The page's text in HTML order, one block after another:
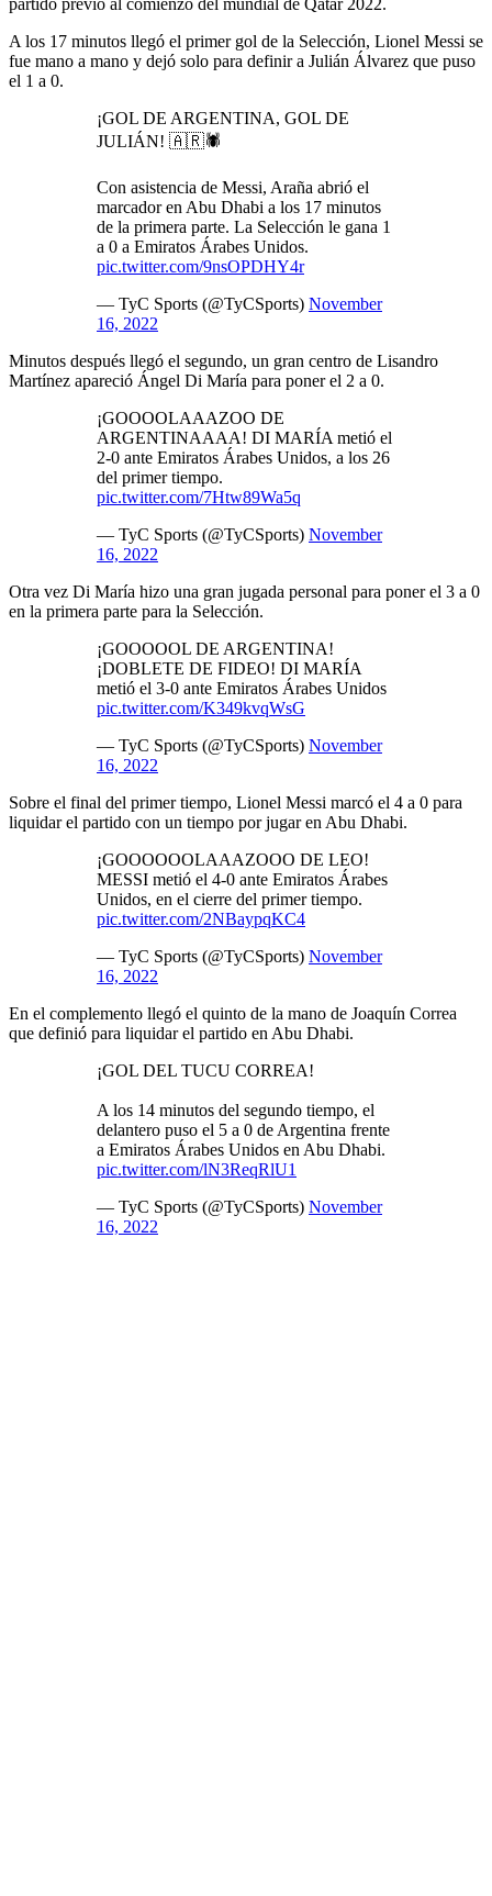
A los 17 minutos llegó el primer gol de la Selección, Lionel Messi se
fue mano a mano y dejó solo para definir a Julián Álvarez que puso
el 1 a 0.
¡GOL DE ARGENTINA, GOL DE
JULIÁN! 🇦🇷🕷️
Con asistencia de Messi, Araña abrió el
marcador en Abu Dhabi a los 17 minutos
de la primera parte. La Selección le gana 1
a 0 a Emiratos Árabes Unidos.
pic.twitter.com/9nsOPDHY4r
— TyC Sports (@TyCSports) November
16, 2022
Minutos después llegó el segundo, un gran centro de Lisandro
Martínez apareció Ángel Di María para poner el 2 a 0.
¡GOOOOLAAAZOO DE
ARGENTINAAAA! DI MARÍA metió el
2-0 ante Emiratos Árabes Unidos, a los 26
del primer tiempo.
pic.twitter.com/7Htw89Wa5q
— TyC Sports (@TyCSports) November
16, 2022
Otra vez Di María hizo una gran jugada personal para poner el 3 a 0
en la primera parte para la Selección.
¡GOOOOOL DE ARGENTINA!
¡DOBLETE DE FIDEO! DI MARÍA
metió el 3-0 ante Emiratos Árabes Unidos
pic.twitter.com/K349kvqWsG
— TyC Sports (@TyCSports) November
16, 2022
Sobre el final del primer tiempo, Lionel Messi marcó el 4 a 0 para
liquidar el partido con un tiempo por jugar en Abu Dhabi.
¡GOOOOOOLAAAZOOO DE LEO!
MESSI metió el 4-0 ante Emiratos Árabes
Unidos, en el cierre del primer tiempo.
pic.twitter.com/2NBaypqKC4
— TyC Sports (@TyCSports) November
16, 2022
En el complemento llegó el quinto de la mano de Joaquín Correa
que definió para liquidar el partido en Abu Dhabi.
¡GOL DEL TUCU CORREA!
A los 14 minutos del segundo tiempo, el
delantero puso el 5 a 0 de Argentina frente
a Emiratos Árabes Unidos en Abu Dhabi.
pic.twitter.com/lN3ReqRlU1
— TyC Sports (@TyCSports) November
16, 2022